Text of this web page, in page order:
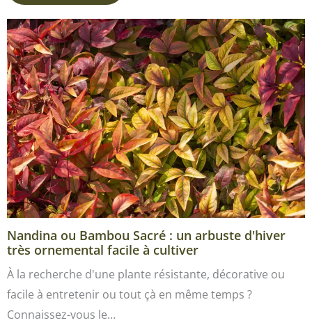
Nandina ou Bambou Sacré : un arbuste d'hiver
très ornemental facile à cultiver
À la recherche d'une plante résistante, décorative ou
facile à entretenir ou tout çà en même temps ?
Connaissez-vous le…